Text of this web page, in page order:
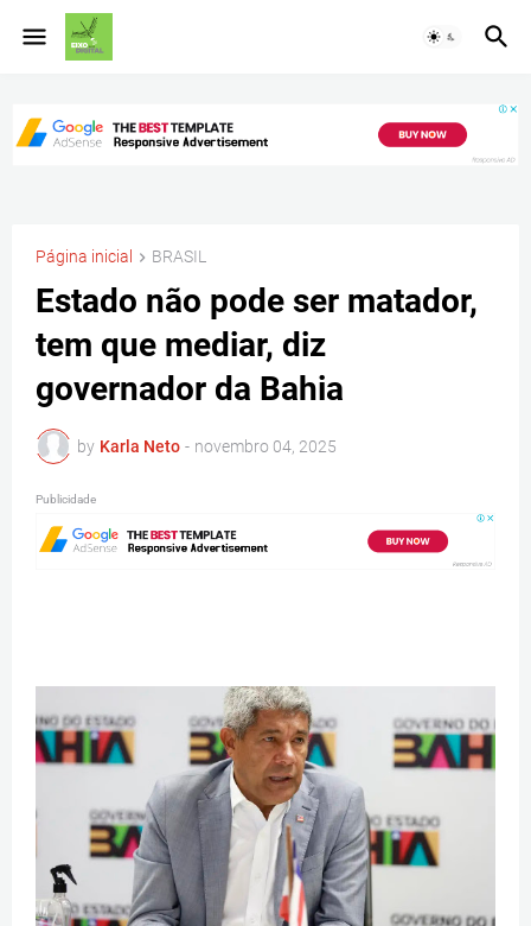
Página inicial BRASIL
Estado não pode ser matador,
tem que mediar, diz
governador da Bahia
by Karla Neto - novembro 04, 2025
Publicidade